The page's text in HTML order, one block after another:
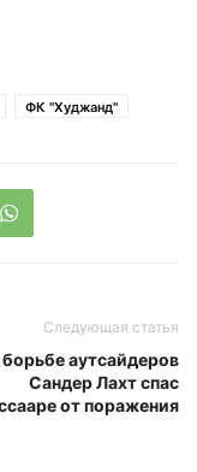
ФК "Худжанд"
Следующая статья
аутсайдеров
Сандер Лахт спас
от поражения